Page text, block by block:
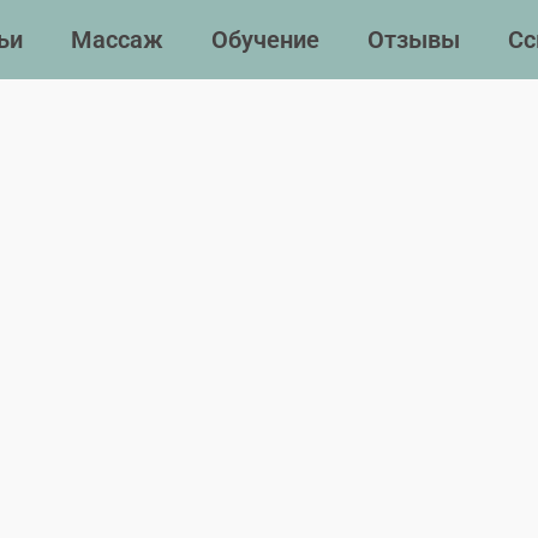
Массаж Обучение Отзывы